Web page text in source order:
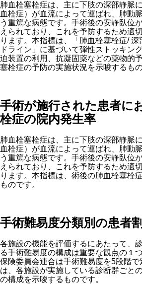
肺血栓塞栓症は、主に下肢の深部静脈
血栓症）が血流によって運ばれ、肺動
う重篤な病態です。手術後の安静臥位
えられており、これを予防するため適
ります。本指標は、「肺血栓塞栓症/ 深
ドライン」に基づいて弾性ストッキン
迫装置の利用、抗凝固薬などの薬物的
塞栓症の予防の実施状況を示唆するもの
手術が施行された患者に
栓症の院内発生率
肺血栓塞栓症は、主に下肢の深部静脈
血栓症）が血流によって運ばれ、肺動
う重篤な病態です。手術後の安静臥位
えられており、これを予防するため適
ります。本指標は、術後の肺血栓塞栓
ものです。
手術難易度分類別の患者
各施設の機能を評価するにあたって、
る手術難易度の構成は重要な観点の１
保険委員会連合は手術難易度を5段階
は、各施設が実施している診断群ごと
の構成を示唆するものです。